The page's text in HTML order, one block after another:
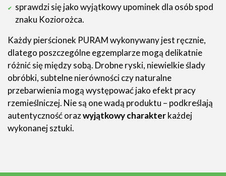
sprawdzi się jako wyjątkowy upominek dla osób spod
znaku Koziorożca.
Każdy pierścionek PURAM wykonywany jest ręcznie,
dlatego poszczególne egzemplarze mogą delikatnie
różnić się między sobą. Drobne ryski, niewielkie ślady
obróbki, subtelne nierówności czy naturalne
przebarwienia mogą występować jako efekt pracy
rzemieślniczej. Nie są one wadą produktu – podkreślają
autentyczność orazwyjątkowy charakterkażdej
wykonanej sztuki.